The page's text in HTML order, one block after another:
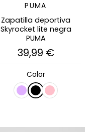
PUMA
Zapatilla deportiva
Skyrocket lite negra
PUMA
39,99 €
Color